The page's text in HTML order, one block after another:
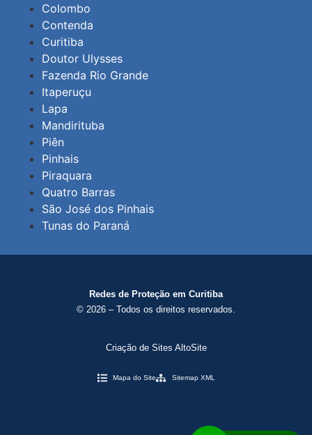
Colombo
Contenda
Curitiba
Doutor Ulysses
Fazenda Rio Grande
Itaperuçu
Lapa
Mandirituba
Piên
Pinhais
Piraquara
Quatro Barras
São José dos Pinhais
Tunas do Paraná
Redes de Proteção em Curitiba
© 2026 – Todos os direitos reservados.
Criação de Sites AltoSite
Mapa do Site Sitemap XML